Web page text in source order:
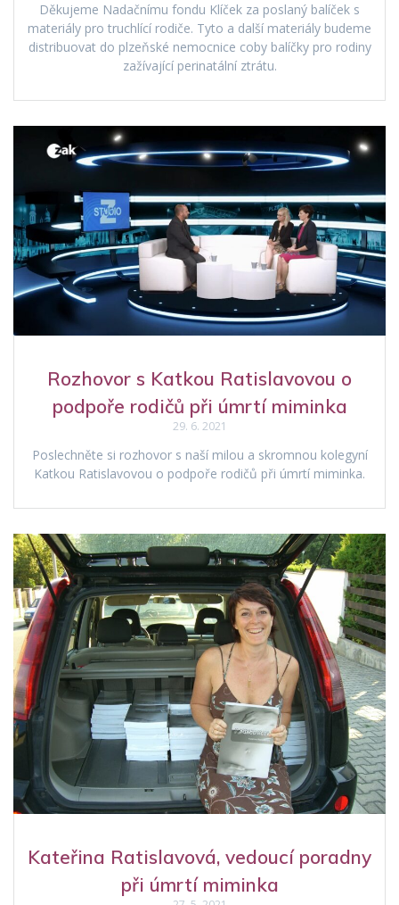
Děkujeme Nadačnímu fondu Klíček za poslaný balíček s
materiály pro truchlící rodiče. Tyto a další materiály budeme
distribuovat do plzeňské nemocnice coby balíčky pro rodiny
zažívající perinatální ztrátu.
Rozhovor s Katkou Ratislavovou o
podpoře rodičů při úmrtí miminka
29. 6. 2021
Poslechněte si rozhovor s naší milou a skromnou kolegyní
Katkou Ratislavovou o podpoře rodičů při úmrtí miminka.
Kateřina Ratislavová, vedoucí poradny
při úmrtí miminka